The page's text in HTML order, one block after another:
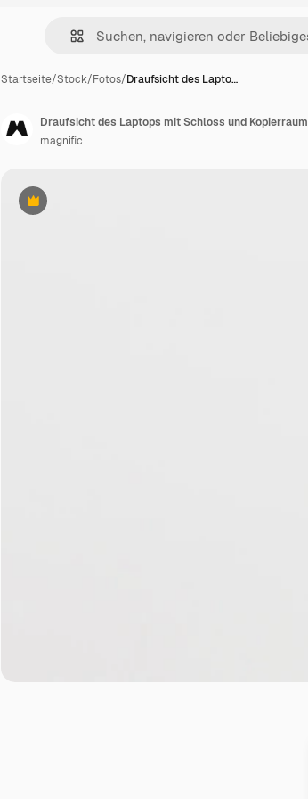
Startseite/Stock/Fotos/Draufsicht des Lapto…
Premium
Draufsicht des Laptops mit Schloss und Kopierraum
magnific